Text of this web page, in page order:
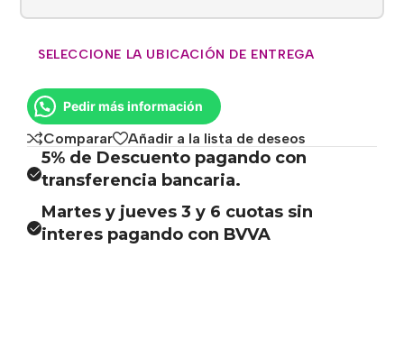
SELECCIONE LA UBICACIÓN DE ENTREGA
Pedir más información
Comparar Añadir a la lista de deseos
5% de Descuento pagando con
transferencia bancaria.
Martes y jueves 3 y 6 cuotas sin
interes pagando con BVVA